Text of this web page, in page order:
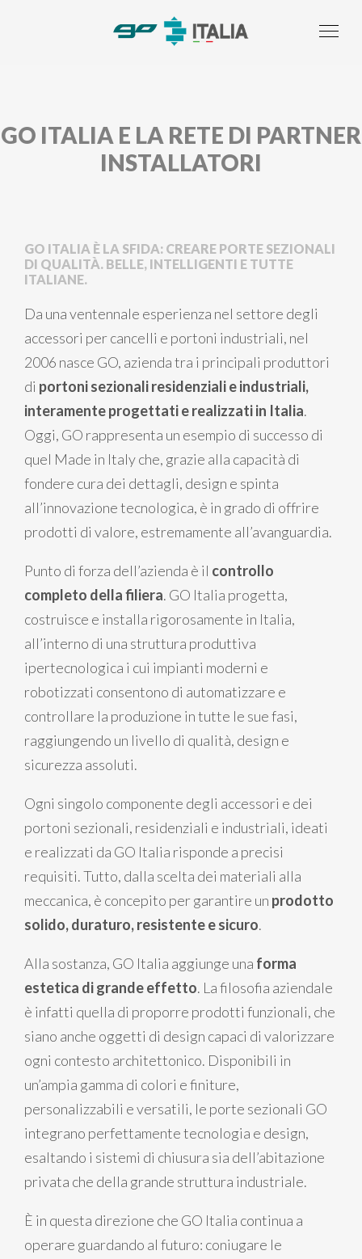
GO ITALIA E LA RETE DI PARTNER
INSTALLATORI
GO ITALIA È LA SFIDA: CREARE PORTE SEZIONALI
DI QUALITÀ. BELLE, INTELLIGENTI E TUTTE
ITALIANE.
Da una ventennale esperienza nel settore degli
accessori per cancelli e portoni industriali, nel
2006 nasce GO, azienda tra i principali produttori
di portoni sezionali residenziali e industriali,
interamente progettati e realizzati in Italia.
Oggi, GO rappresenta un esempio di successo di
quel Made in Italy che, grazie alla capacità di
fondere cura dei dettagli, design e spinta
all’innovazione tecnologica, è in grado di offrire
prodotti di valore, estremamente all’avanguardia.
Punto di forza dell’azienda è il controllo
completo della filiera. GO Italia progetta,
costruisce e installa rigorosamente in Italia,
all’interno di una struttura produttiva
ipertecnologica i cui impianti moderni e
robotizzati consentono di automatizzare e
controllare la produzione in tutte le sue fasi,
raggiungendo un livello di qualità, design e
sicurezza assoluti.
Ogni singolo componente degli accessori e dei
portoni sezionali, residenziali e industriali, ideati
e realizzati da GO Italia risponde a precisi
requisiti. Tutto, dalla scelta dei materiali alla
meccanica, è concepito per garantire un prodotto
solido, duraturo, resistente e sicuro.
Alla sostanza, GO Italia aggiunge una forma
estetica di grande effetto. La filosofia aziendale
è infatti quella di proporre prodotti funzionali, che
siano anche oggetti di design capaci di valorizzare
ogni contesto architettonico. Disponibili in
un’ampia gamma di colori e finiture,
personalizzabili e versatili, le porte sezionali GO
integrano perfettamente tecnologia e design,
esaltando i sistemi di chiusura sia dell’abitazione
privata che della grande struttura industriale.
È in questa direzione che GO Italia continua a
operare guardando al futuro: coniugare le